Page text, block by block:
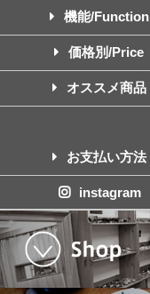
機能/Function
価格別/Price
オススメ商品
お支払い方法
instagram